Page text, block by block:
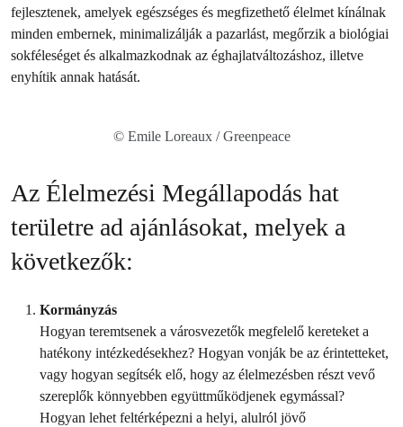
fejlesztenek, amelyek egészséges és megfizethető élelmet kínálnak
minden embernek, minimalizálják a pazarlást, megőrzik a biológiai
sokféleséget és alkalmazkodnak az éghajlatváltozáshoz, illetve
enyhítik annak hatását.
© Emile Loreaux / Greenpeace
Az Élelmezési Megállapodás hat
területre ad ajánlásokat, melyek a
következők:
Kormányzás
Hogyan teremtsenek a városvezetők megfelelő kereteket a
hatékony intézkedésekhez? Hogyan vonják be az érintetteket,
vagy hogyan segítsék elő, hogy az élelmezésben részt vevő
szereplők könnyebben együttműködjenek egymással?
Hogyan lehet feltérképezni a helyi, alulról jövő